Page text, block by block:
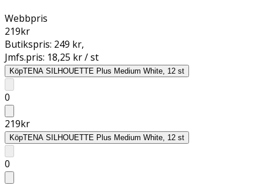
Webbpris
219kr
Butikspris: 249 kr,
Jmfs.pris: 18,25 kr / st
KöpTENA SILHOUETTE Plus Medium White, 12 st
0
219kr
KöpTENA SILHOUETTE Plus Medium White, 12 st
0